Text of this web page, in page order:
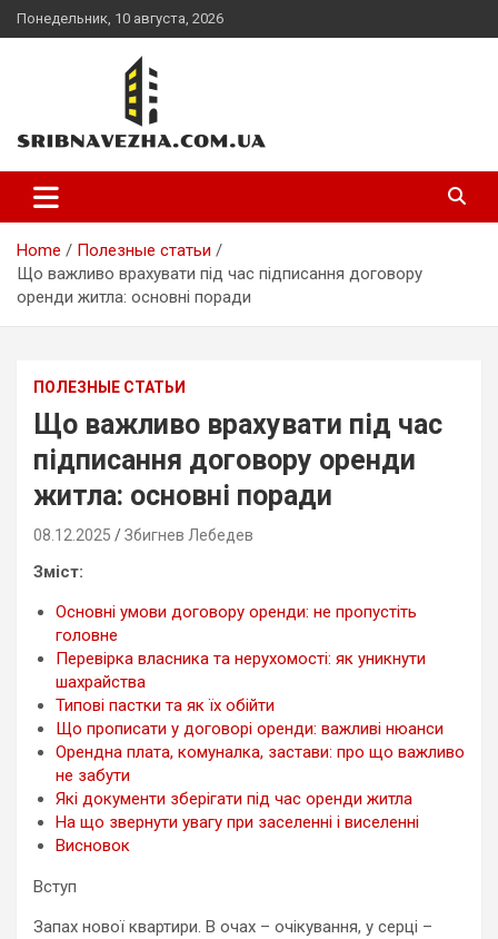
Skip
to
Понедельник, 10 августа, 2026
sribnavezha.com.ua
Home
Полезные статьи
Що важливо врахувати під час підписання договору
оренди житла: основні поради
ПОЛЕЗНЫЕ СТАТЬИ
Що важливо врахувати під час
підписання договору оренди
житла: основні поради
08.12.2025 Збигнев Лебедев
Зміст:
Основні умови договору оренди: не пропустіть
головне
Перевірка власника та нерухомості: як уникнути
шахрайства
Типові пастки та як їх обійти
Що прописати у договорі оренди: важливі нюанси
Орендна плата, комуналка, застави: про що важливо
не забути
Які документи зберігати під час оренди житла
На що звернути увагу при заселенні і виселенні
Висновок
Вступ
Запах нової квартири. В очах – очікування, у серці –